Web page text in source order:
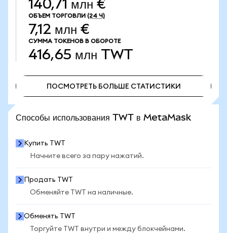
140,71 млн €
ОБЪЕМ ТОРГОВЛИ (24 Ч)
7,12 млн €
СУММА ТОКЕНОВ В ОБОРОТЕ
416,65 млн TWT
ПОСМОТРЕТЬ БОЛЬШЕ СТАТИСТИКИ
Способы использования TWT в MetaMask
Купить TWT
Начните всего за пару нажатий.
Продать TWT
Обменяйте TWT на наличные.
Обменять TWT
Торгуйте TWT внутри и между блокчейнами.